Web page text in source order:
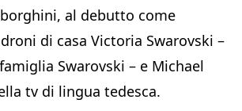
al debutto come
di casa Victoria Swarovski –
Swarovski – e Michael
tv di lingua tedesca.